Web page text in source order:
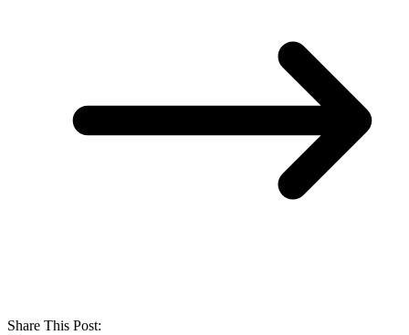
Share This Post: